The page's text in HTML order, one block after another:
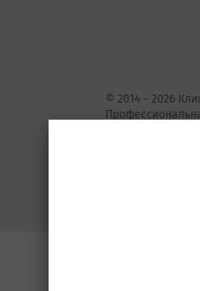
© 2014 - 2026